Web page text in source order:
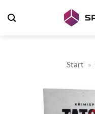
Inhalt
Start »